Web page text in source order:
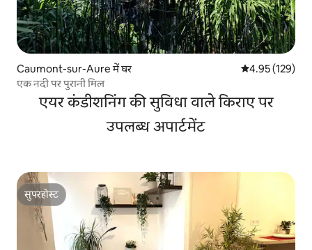
Caumont-sur-Aure में घर औसत रेटिंग 5 में से
4.95 (129)
एक नदी पर पुरानी मिल
एयर कंडीशनिंग की सुविधा वाले किराए पर
उपलब्ध अपार्टमेंट
सुपरहोस्ट
सुपरहोस्ट